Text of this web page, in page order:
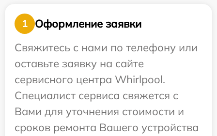
1
Оформление заявки
Свяжитесь с нами по телефону или
оставьте заявку на сайте
сервисного центра Whirlpool.
Специалист сервиса свяжется с
Вами для уточнения стоимости и
сроков ремонта Вашего устройства